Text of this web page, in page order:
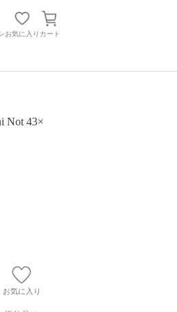
お気に入り カート
Not 43×
お気に入り